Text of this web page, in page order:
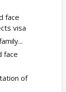
face
visa
face
of